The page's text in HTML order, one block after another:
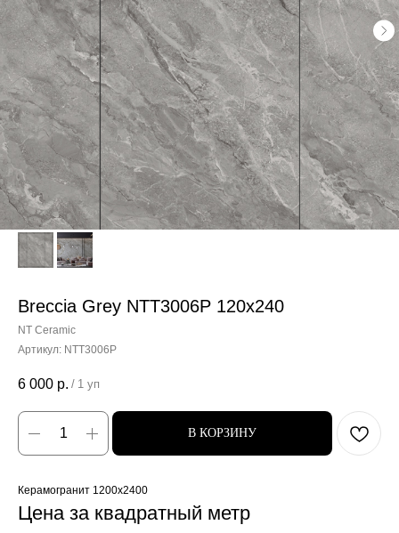
Breccia Grey NTT3006P 120x240
NT Ceramic
Артикул: NTT3006P
6 000 р. / 1 уп
В КОРЗИНУ
Керамогранит 1200x2400
Цена за квадратный метр